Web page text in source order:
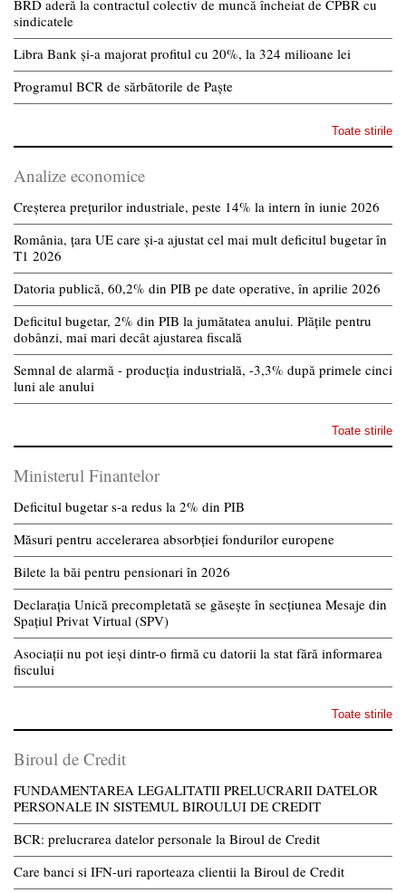
BRD aderă la contractul colectiv de muncă încheiat de CPBR cu
sindicatele
Libra Bank și-a majorat profitul cu 20%, la 324 milioane lei
Programul BCR de sărbătorile de Paște
Toate stirile
Analize economice
Creșterea prețurilor industriale, peste 14% la intern în iunie 2026
România, țara UE care și-a ajustat cel mai mult deficitul bugetar în
T1 2026
Datoria publică, 60,2% din PIB pe date operative, în aprilie 2026
Deficitul bugetar, 2% din PIB la jumătatea anului. Plățile pentru
dobânzi, mai mari decât ajustarea fiscală
Semnal de alarmă - producția industrială, -3,3% după primele cinci
luni ale anului
Toate stirile
Ministerul Finantelor
Deficitul bugetar s-a redus la 2% din PIB
Măsuri pentru accelerarea absorbției fondurilor europene
Bilete la băi pentru pensionari în 2026
Declarația Unică precompletată se găsește în secțiunea Mesaje din
Spațiul Privat Virtual (SPV)
Asociații nu pot ieși dintr-o firmă cu datorii la stat fără informarea
fiscului
Toate stirile
Biroul de Credit
FUNDAMENTAREA LEGALITATII PRELUCRARII DATELOR
PERSONALE IN SISTEMUL BIROULUI DE CREDIT
BCR: prelucrarea datelor personale la Biroul de Credit
Care banci si IFN-uri raporteaza clientii la Biroul de Credit